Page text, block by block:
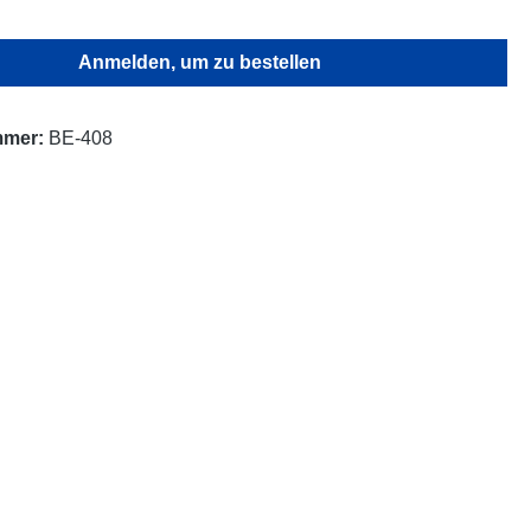
Anmelden, um zu bestellen
BE-408